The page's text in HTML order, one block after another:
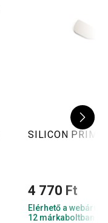
SILICON PRIME
4 770 Ft
Elérhető a
12 márkaboltban